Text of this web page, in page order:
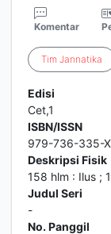
Komentar
Tim Jannatika
Edisi
Cet,1
ISBN/ISSN
979-736-335-X
Deskripsi Fisik
158 hlm : Ilus ;
Judul Seri
-
No. Panggil